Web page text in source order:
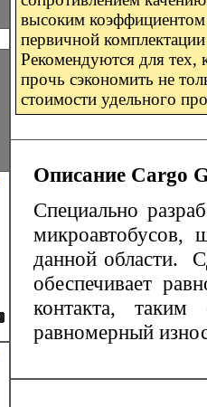
высоким
первичной
Рекомендуются для тех,
прочь сэкономить не
стоимости удельного
Описание Cargo
Специально
микроавтобусов,
данной области.
обеспечивает
контакта,
равномерный